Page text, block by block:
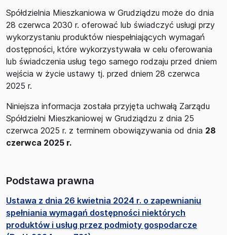
Spółdzielnia Mieszkaniowa w Grudziądzu może do dnia
28 czerwca 2030 r. oferować lub świadczyć usługi przy
wykorzystaniu produktów niespełniających wymagań
dostępności, które wykorzystywała w celu oferowania
lub świadczenia usług tego samego rodzaju przed dniem
wejścia w życie ustawy tj. przed dniem 28 czerwca
2025 r.
Niniejsza informacja została przyjęta uchwałą Zarządu
Spółdzielni Mieszkaniowej w Grudziądzu z dnia 25
czerwca 2025 r. z terminem obowiązywania od dnia 28
czerwca 2025 r.
Podstawa prawna
Ustawa z dnia 26 kwietnia 2024 r. o zapewnianiu
spełniania wymagań dostępności niektórych
produktów i usług przez podmioty gospodarcze